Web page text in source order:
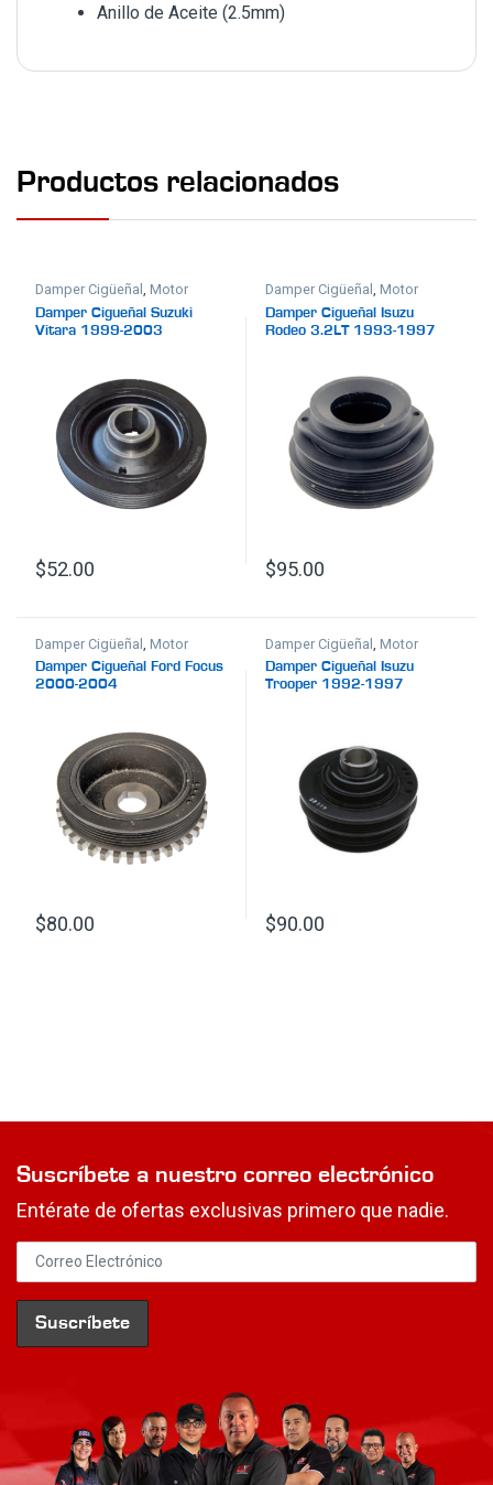
Anillo de Aceite (2.5mm)
Productos relacionados
Damper Cigüeñal,Motor
Damper Cigueñal Suzuki
Vitara 1999-2003
$52.00
Damper Cigüeñal,Motor
Damper Cigueñal Isuzu
Rodeo 3.2LT 1993-1997
$95.00
Damper Cigüeñal,Motor
Damper Cigueñal Ford Focus
2000-2004
$80.00
Damper Cigüeñal,Motor
Damper Cigueñal Isuzu
Trooper 1992-1997
$90.00
Suscríbete a nuestro correo electrónico
Entérate de ofertas exclusivas primero que nadie.